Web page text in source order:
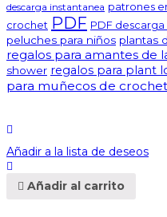
descarga instantanea patrones
crochet PDF PDF
peluches para niños plantas
regalos para amantes de
shower regalos para plant
para muñecos de crochet
Añadir a la lista de deseos
Añadir al carrito